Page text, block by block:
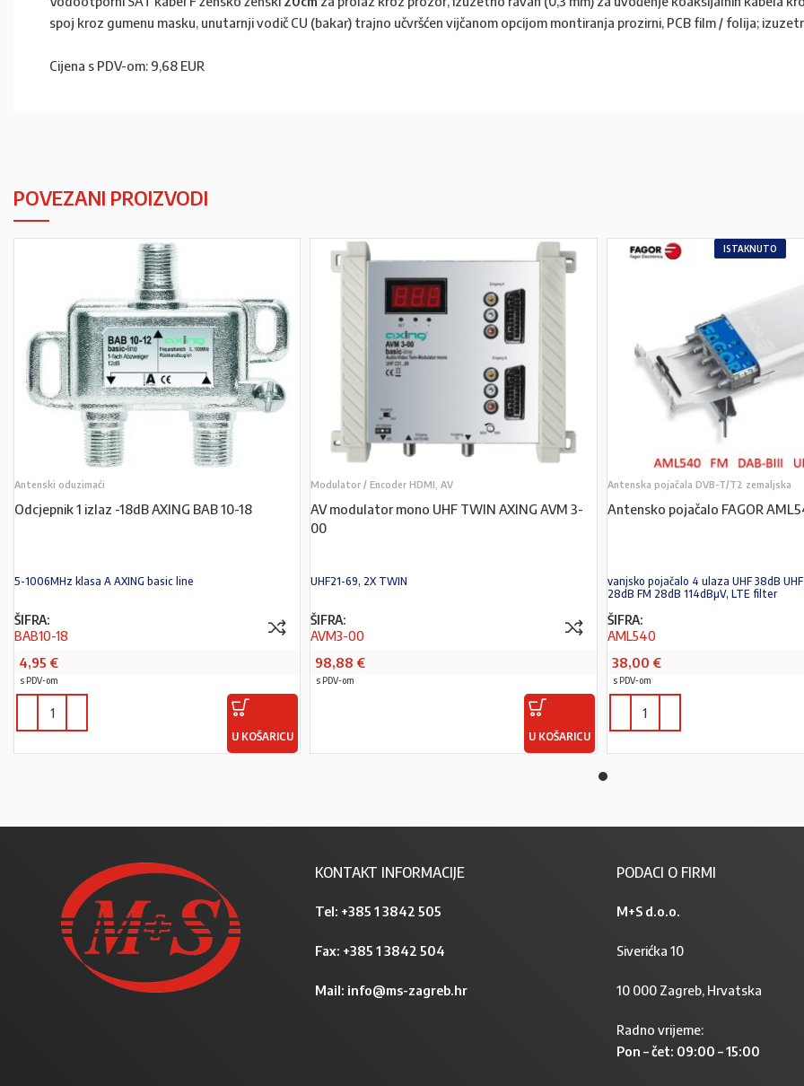
spoj kroz gumenu masku, unutarnji vodič CU (bakar) trajno učvršćen vijčanom opcijom montiranja prozirni, PCB film / folija;
Cijena s PDV-om: 9,68 EUR
POVEZANI PROIZVODI
Antenski oduzimaći
Odcjepnik 1 izlaz -18dB AXING BAB 10-18
5-1006MHz klasa A AXING basic line
ŠIFRA:
BAB10-18
4,95 €
s PDV-om
U KOŠARICU
Modulator / Encoder HDMI, AV
AV modulator mono UHF TWIN AXING AVM 3-
00
UHF21-69, 2X TWIN
ŠIFRA:
AVM3-00
98,88 €
s PDV-om
U KOŠARICU
ISTAKNUTO
Antenska pojačala DVB-T/T2 zemaljska
Antensko pojačalo FAGOR
vanjsko pojačalo 4 ulaza UHF 38dB
28dB FM 28dB 114dBµV, LTE filter
ŠIFRA:
AML540
38,00 €
s PDV-om
KONTAKT INFORMACIJE
Tel: +385 1 3842 505
Fax: +385 1 3842 504
Mail: info@ms-zagreb.hr
PODACI O FIRMI
M+S d.o.o.
Siverićka 10
10 000 Zagreb, Hrvatska
Radno vrijeme:
Pon – čet: 09:00 – 15:00